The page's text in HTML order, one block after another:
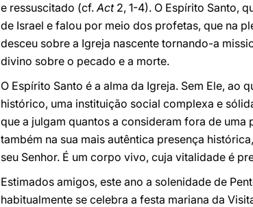
e ressuscitado (cf.Act 2, 1-4). O Espírito Santo,
de Israel e falou por meio dos profetas, que na
desceu sobre a Igreja nascente tornando-a
divino sobre o pecado e a morte.
O Espírito Santo é a alma da Igreja. Sem Ele, ao
histórico, uma instituição social complexa e
que a julgam quantos a consideram fora de
também na sua mais autêntica presença
seu Senhor. É um corpo vivo, cuja vitalidade é
Estimados amigos, este ano a solenidade de
habitualmente se celebra a festa mariana da